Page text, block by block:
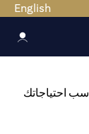
English